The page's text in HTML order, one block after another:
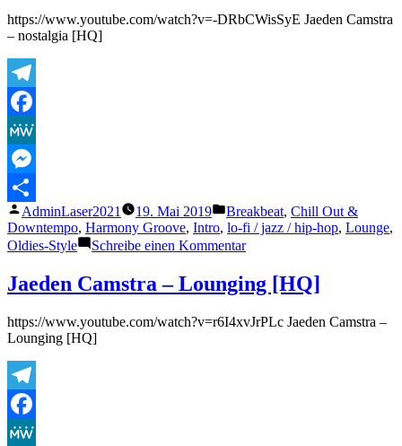
[HQ]
https://www.youtube.com/watch?v=-DRbCWisSyE Jaeden Camstra
– nostalgia [HQ]
Telegram
Facebook
MeWe
Messenger
Teilen
Veröffentlicht
von
AdminLaser2021 19. Mai 2019
Veröffentlicht
unter
Breakbeat, Chill Out &
Downtempo, Harmony Groove, Intro, lo-fi / jazz / hip-hop, Lounge,
Oldies-Style
Schreibe einen Kommentarzu
Camstra
–
[HQ]
Jaeden Camstra – Lounging [HQ]
https://www.youtube.com/watch?v=r6I4xvJrPLc Jaeden Camstra –
Lounging [HQ]
Telegram
Facebook